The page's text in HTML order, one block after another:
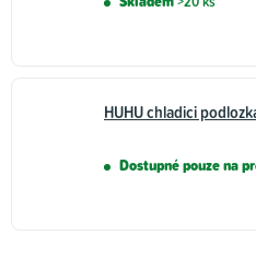
HUHU chladici
Dostupné pouze na